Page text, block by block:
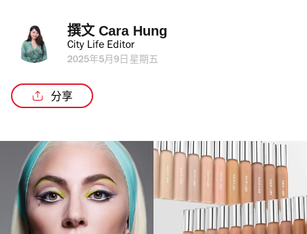
撰文 Cara Hung
City Life Editor
2025年5月9日星期五
分享